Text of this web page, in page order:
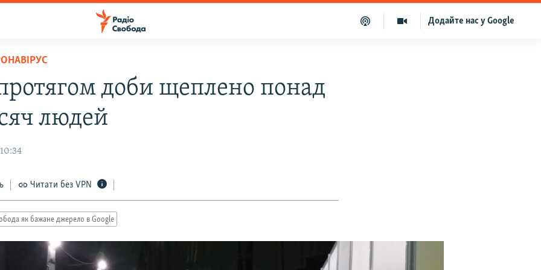
Додайте нас у Google
доби щеплено понад
людей
Читати без VPN
як бажане джерело в Google